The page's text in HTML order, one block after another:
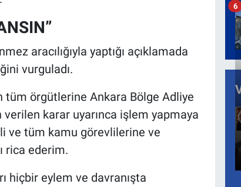
aracılığıyla yaptığı açıklamada
vurguladı.
tüm örgütlerine Ankara Bölge Adliye
karar uyarınca işlem yapmaya
ve tüm kamu görevlilerine ve
rica ederim.
hiçbir eylem ve davranışta
6